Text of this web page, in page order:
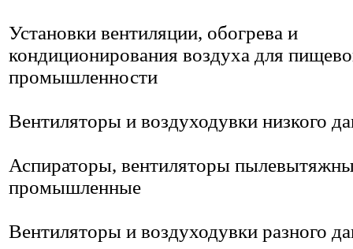
Установки вентиляции, обогрева и
кондиционирования воздуха для
промышленности
Вентиляторы и воздуходувки низкого
Аспираторы, вентиляторы
промышленные
Вентиляторы и воздуходувки разного